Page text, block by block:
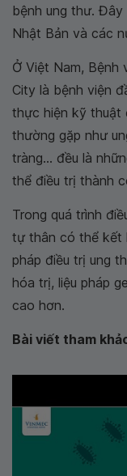
bệnh ung thư. Đây
Nhật Bản và các
Ở Việt Nam, Bệnh
City là bệnh viện
thực hiện kỹ thuật
thường gặp như
tràng... đều là
thể điều trị thành
Trong quá trình
tự thân có thể kết
pháp điều trị ung
hóa trị, liệu pháp
cao hơn.
Bài viết tham